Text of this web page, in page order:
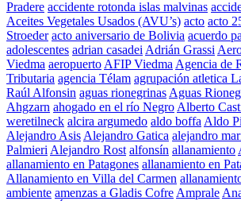
Pradere accidente rotonda islas malvinas
Aceites Vegetales Usados (AVU’s) acto acto
Stroeder acto aniversario de Bolivia acuerdo
adolescentes adrian casadei Adrián Grassi
Viedma aeropuerto AFIP Viedma Agencia de
Tributaria agencia Télam agrupación atletica
Raúl Alfonsin aguas rionegrinas Aguas
Ahgzarn ahogado en el río Negro Alberto
weretilneck alcira argumedo aldo boffa Aldo
Alejandro Asis Alejandro Gatica alejandro
Palmieri Alejandro Rost alfonsín allanamiento
allanamiento en Patagones allanamiento en
Allanamiento en Villa del Carmen
ambiente amenzas a Gladis Cofre Amprale